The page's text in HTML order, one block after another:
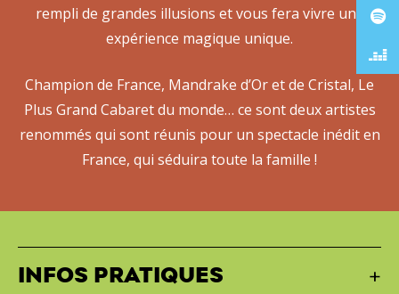
rempli de grandes illusions et vous fera vivre une
expérience magique unique.
Champion de France, Mandrake d’Or et de Cristal, Le
Plus Grand Cabaret du monde… ce sont deux artistes
renommés qui sont réunis pour un spectacle inédit en
France, qui séduira toute la famille !
INFOS PRATIQUES +